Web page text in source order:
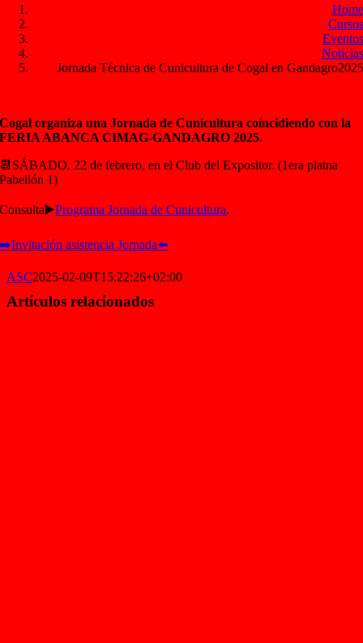
Home
Cursos
Eventos
Noticias
Jornada Técnica de Cunicultura de Cogal en Gandagro2025
Cogal organiza una Jornada de Cunicultura coincidiendo con la
FERIA ABANCA CIMAG-GANDAGRO 2025.
📆SÁBADO, 22 de febrero, en el Club del Expositor. (1era platna
Pabellón 1)
Consulta▶️Programa Jornada de Cunicultura.
➡️Invitación asistencia Jornada⬅️
ASC2025-02-09T15:22:26+02:00
Artículos relacionados